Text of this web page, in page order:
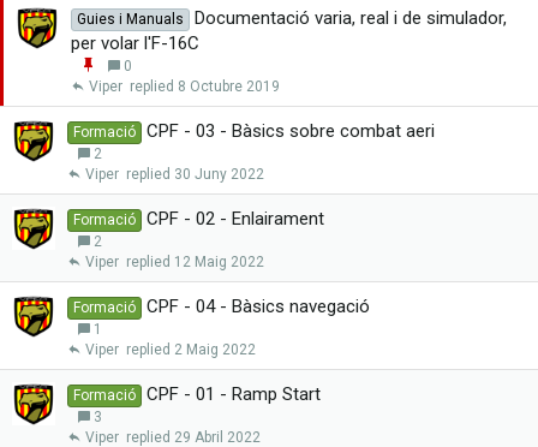
a
n
x
r
Guies i Manuals
Documentació varia, real i de simulador,
per volar l'F-16C
n
g
a
n
x
a
r
0
8 Octubre 2019
Viper
Formació CPF - 03 - Bàsics sobre combat aeri
2
30 Juny 2022
Viper
Formació CPF - 02 - Enlairament
2
12 Maig 2022
Viper
Formació CPF - 04 - Bàsics navegació
1
2 Maig 2022
Viper
Formació CPF - 01 - Ramp Start
3
29 Abril 2022
Viper